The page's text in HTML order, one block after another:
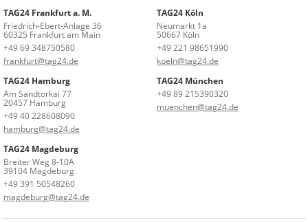
TAG24 Frankfurt a. M.
Friedrich-Ebert-Anlage 36
60325 Frankfurt am Main
+49 69 348750580
frankfurt@tag24.de
TAG24 Köln
Neumarkt 1a
50667 Köln
+49 221 98651990
koeln@tag24.de
TAG24 Hamburg
Am Sandtorkai 77
20457 Hamburg
+49 40 228608090
hamburg@tag24.de
TAG24 München
+49 89 215390320
muenchen@tag24.de
TAG24 Magdeburg
Breiter Weg 8-10A
39104 Magdeburg
+49 391 50548260
magdeburg@tag24.de